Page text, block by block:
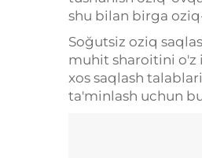
shu bilan birga
Soğutsiz oziq
muhit sharoitini o'z
xos saqlash
ta'minlash uchun